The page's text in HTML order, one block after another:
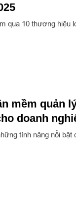
qua 10 thương hiệu
mềm quản
doanh
tính năng nổi bật